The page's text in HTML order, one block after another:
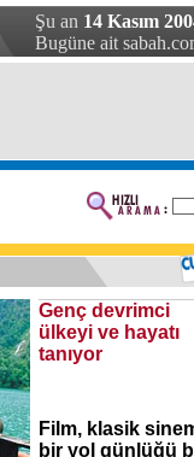
Şu an 14 Kasım
Bugüne ait
Genç devrimci
ülkeyi ve hayatı
tanıyor
Film, klasik
bir yol günlüğü